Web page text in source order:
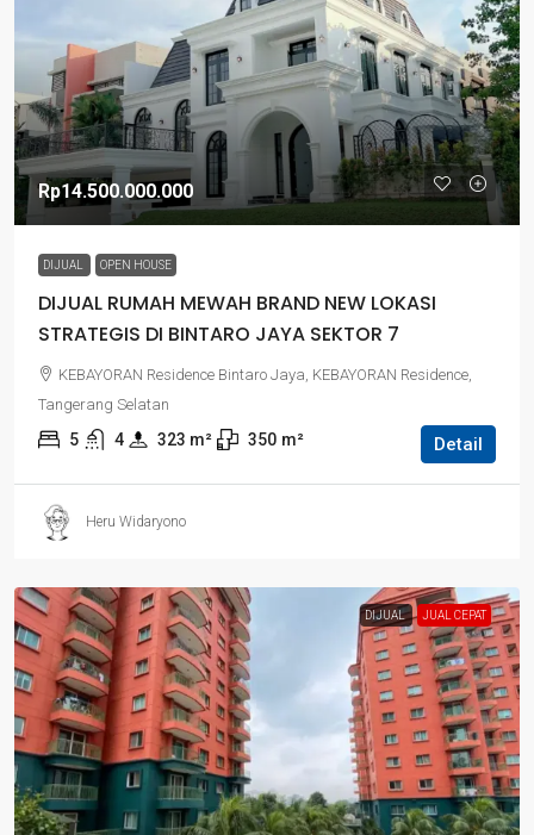
Rp14.500.000.000
DIJUAL OPEN HOUSE
DIJUAL RUMAH MEWAH BRAND NEW LOKASI
STRATEGIS DI BINTARO JAYA SEKTOR 7
KEBAYORAN Residence Bintaro Jaya, KEBAYORAN Residence,
Tangerang Selatan
5 4 323 m² 350 m² Detail
Heru Widaryono
DIJUAL JUAL CEPAT